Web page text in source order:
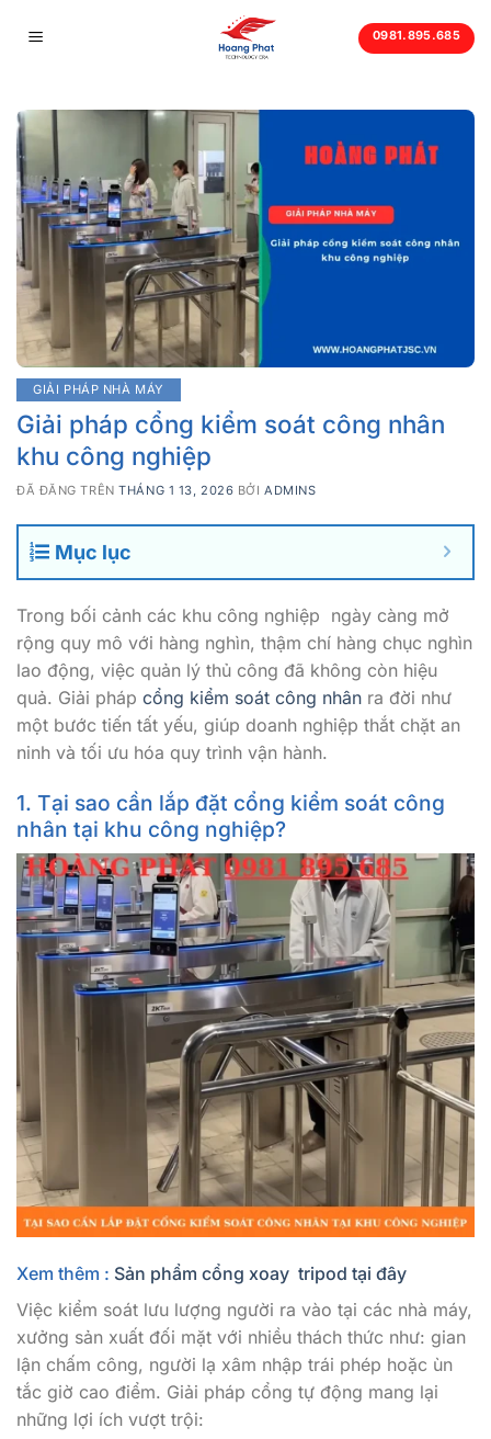
đến
0981.895.685
GIẢI PHÁP NHÀ MÁY
Giải pháp cổng kiểm soát công nhân
khu công nghiệp
ĐÃ ĐĂNG TRÊNTHÁNG 1 13, 2026 BỞIADMINS
Mục lục
Trong bối cảnh các khu công nghiệp ngày càng mở
rộng quy mô với hàng nghìn, thậm chí hàng chục nghìn
lao động, việc quản lý thủ công đã không còn hiệu
quả. Giải pháp cổng kiểm soát công nhân ra đời như
một bước tiến tất yếu, giúp doanh nghiệp thắt chặt an
ninh và tối ưu hóa quy trình vận hành.
1. Tại sao cần lắp đặt cổng kiểm soát công
nhân tại khu công nghiệp?
Xem thêm : Sản phẩm cổng xoay tripod tại đây
Việc kiểm soát lưu lượng người ra vào tại các nhà máy,
xưởng sản xuất đối mặt với nhiều thách thức như: gian
lận chấm công, người lạ xâm nhập trái phép hoặc ùn
tắc giờ cao điểm. Giải pháp cổng tự động mang lại
những lợi ích vượt trội: